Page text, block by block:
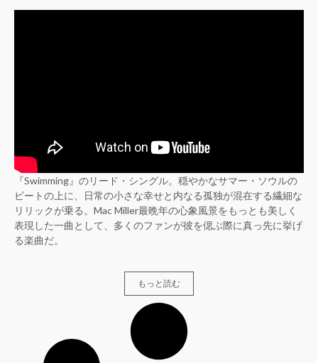
『Swimming』のリード・シングル。穏やかなサマー・ソウルの
ビートの上に、日常の小さな幸せと内なる孤独が混在する繊細な
リリックが乗る。Mac Miller最晩年の心象風景をもっとも美しく
表現した一曲として、多くのファンが彼を偲ぶ際に真っ先に挙げ
る楽曲だ。
もっと読む